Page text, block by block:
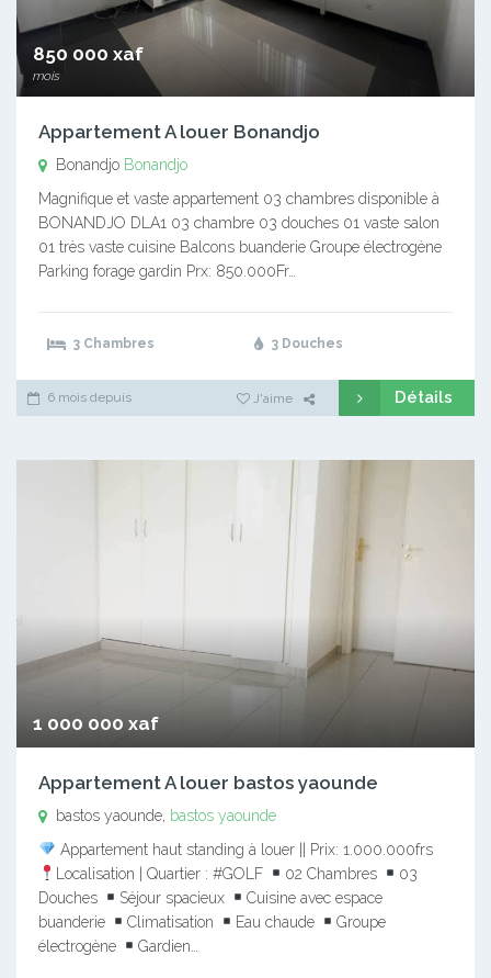
850 000 xaf
mois
Appartement A louer Bonandjo
Bonandjo Bonandjo
Magnifique et vaste appartement 03 chambres disponible à
BONANDJO DLA1 03 chambre 03 douches 01 vaste salon
01 très vaste cuisine Balcons buanderie Groupe électrogène
Parking forage gardin Prx: 850.000Fr…
3 Chambres 3 Douches
6 mois depuis J'aime Détails
1 000 000 xaf
Appartement A louer bastos yaounde
bastos yaounde, bastos yaounde
Appartement haut standing à louer || Prix: 1.000.000frs
Localisation | Quartier : #GOLF
02 Chambres
03
Douches
Séjour spacieux
Cuisine avec espace
buanderie
Climatisation Eau chaude
Groupe
électrogène
Gardien…